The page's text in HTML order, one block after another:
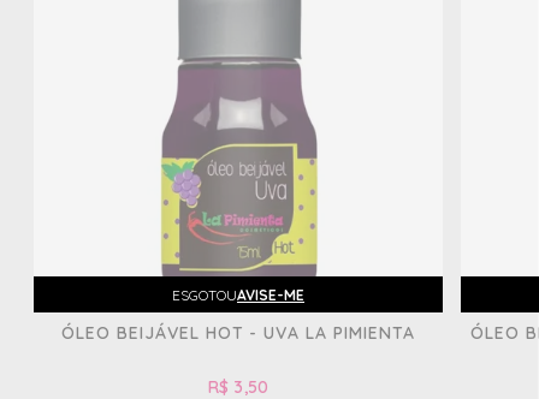
ESGOTOUAVISE-ME
ÓLEO BEIJÁVEL HOT - UVA LA PIMIENTA
R$ 3,50
ÓLEO